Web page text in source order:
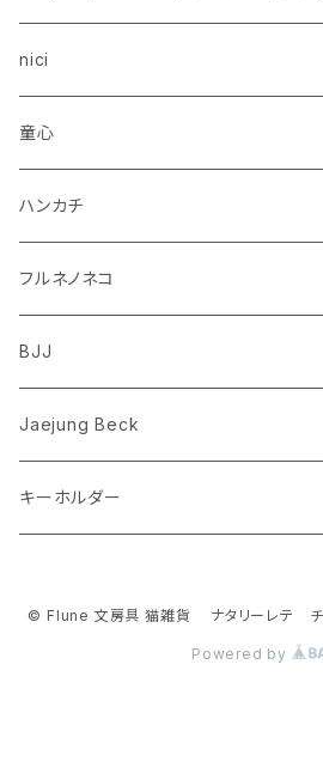
トイプードル
柴犬
ポメラニアン
コーギー
ウザギ
パンダ
リス
クマ
ゾウ
トリ
モンチッチ
ムーミン
ちいかわ
ミッフィー
Richard Scarry (リチャード・スキャリー)
おぱんちゅうさぎ/んぽちゃむ
nici
童心
ハンカチ
フルネノネコ
BJJ
Jaejung Beck
キーホルダー
© Flune 文房具 猫雑貨 ナタリーレテ チャ
Powered by